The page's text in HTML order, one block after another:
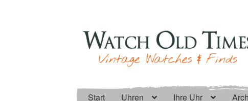
Navigation
springen
Inhalt
springen
Start Uhren Ihre Uhr